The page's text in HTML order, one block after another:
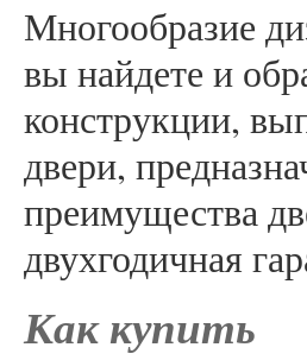
Многообразие
вы найдете и
конструкции,
двери,
преимущества
двухгодичная
Как купить